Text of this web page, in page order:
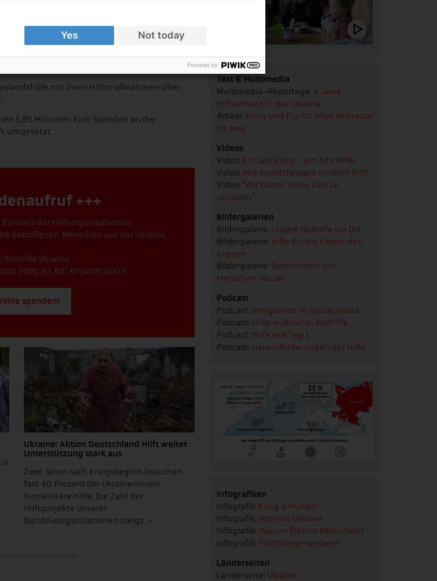
legen. "Wir müssen dafür sorgen, dass
sagt Beck.
Johanniter-Hilfe in der
mit ihren Hilfsmaßnahmen über
5,85 Millionen Euro Spenden an die
umgesetzt.
+++
der Hilfsorganisationen,
betroffenen Menschen aus der Ukraine.
Nothilfe Ukraine
1020 30, BIC: BFSWDE33XXX
spenden!
Ukraine: Aktion Deutschland Hilft weitet
Unterstützung stark aus
Zwei Jahre nach Kriegsbeginn brauchen
fast 40 Prozent der Ukrainer:innen
humanitäre Hilfe. Die Zahl der
Hilfsprojekte unserer
Bündnisorganisationen steigt.
Text & Multimedia
Multimedia-Reportage: 4 Jahre
Hilfseinsatz in der Ukraine
Artikel: Krieg und Flucht: Alles Vertraute
ist weg
Videos
Video: Ein Jahr Krieg - ein Jahr Hilfe
Video: Wie Kunsttherapie Kindern hilft
Video: "Wir haben keine Zeit zu
verlieren"
Bildergalerien
Bildergalerie: Unsere Nothilfe vor Ort
Bildergalerie: Hilfe für die Kinder des
Krieges
Bildergalerie: Geschichten von
Menschen vor Ort
Podcast
Podcast: Integration in Deutschland
Podcast: Unsere Ukraine-Nothilfe
Podcast: Hilfe seit Tag 1
Podcast: Herausforderungen der Hilfe
Infografiken
Infografik: Krieg & Hunger
Infografik: Nothilfe Ukraine
Infografik: Warum fliehen Menschen?
Infografik: Flüchtlinge weltweit
Länderseiten
Länderseite: Ukraine
Yes Not today
Powered by